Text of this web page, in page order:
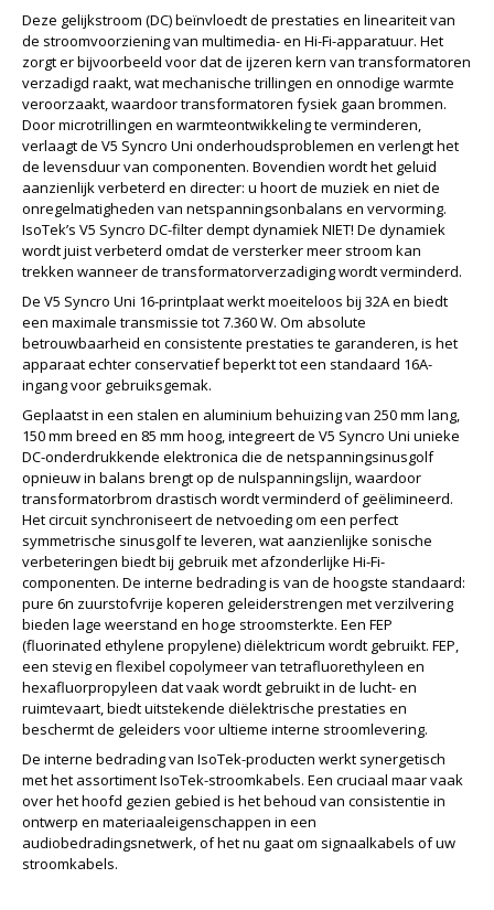
Deze gelijkstroom (DC) beïnvloedt de prestaties en lineariteit van
de stroomvoorziening van multimedia- en Hi-Fi-apparatuur. Het
zorgt er bijvoorbeeld voor dat de ijzeren kern van transformatoren
verzadigd raakt, wat mechanische trillingen en onnodige warmte
veroorzaakt, waardoor transformatoren fysiek gaan brommen.
Door microtrillingen en warmteontwikkeling te verminderen,
verlaagt de V5 Syncro Uni onderhoudsproblemen en verlengt het
de levensduur van componenten. Bovendien wordt het geluid
aanzienlijk verbeterd en directer: u hoort de muziek en niet de
onregelmatigheden van netspanningsonbalans en vervorming.
IsoTek’s V5 Syncro DC-filter dempt dynamiek NIET! De dynamiek
wordt juist verbeterd omdat de versterker meer stroom kan
trekken wanneer de transformatorverzadiging wordt verminderd.
De V5 Syncro Uni 16-printplaat werkt moeiteloos bij 32A en biedt
een maximale transmissie tot 7.360 W. Om absolute
betrouwbaarheid en consistente prestaties te garanderen, is het
apparaat echter conservatief beperkt tot een standaard 16A-
ingang voor gebruiksgemak.
Geplaatst in een stalen en aluminium behuizing van 250 mm lang,
150 mm breed en 85 mm hoog, integreert de V5 Syncro Uni unieke
DC-onderdrukkende elektronica die de netspanningsinusgolf
opnieuw in balans brengt op de nulspanningslijn, waardoor
transformatorbrom drastisch wordt verminderd of geëlimineerd.
Het circuit synchroniseert de netvoeding om een perfect
symmetrische sinusgolf te leveren, wat aanzienlijke sonische
verbeteringen biedt bij gebruik met afzonderlijke Hi-Fi-
componenten. De interne bedrading is van de hoogste standaard:
pure 6n zuurstofvrije koperen geleiderstrengen met verzilvering
bieden lage weerstand en hoge stroomsterkte. Een FEP
(fluorinated ethylene propylene) diëlektricum wordt gebruikt. FEP,
een stevig en flexibel copolymeer van tetrafluorethyleen en
hexafluorpropyleen dat vaak wordt gebruikt in de lucht- en
ruimtevaart, biedt uitstekende diëlektrische prestaties en
beschermt de geleiders voor ultieme interne stroomlevering.
De interne bedrading van IsoTek-producten werkt synergetisch
met het assortiment IsoTek-stroomkabels. Een cruciaal maar vaak
over het hoofd gezien gebied is het behoud van consistentie in
ontwerp en materiaaleigenschappen in een
audiobedradingsnetwerk, of het nu gaat om signaalkabels of uw
stroomkabels.